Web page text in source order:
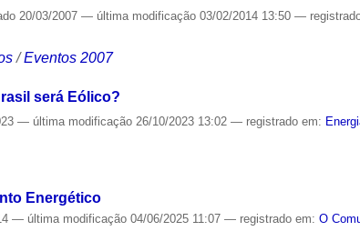
20/03/2007— última modificação 03/02/2014 13:50—
/Eventos 2007
será Eólico?
— última modificação 26/10/2023 13:02— registrado em:
Energético
— última modificação 04/06/2025 11:07— registrado em:O